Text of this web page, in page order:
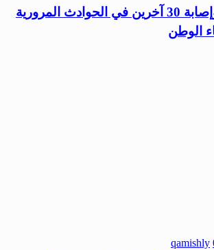
مصرع شخصين وإصابة 30 آخرين في الحوادث المرورية
الوطن
qamishly